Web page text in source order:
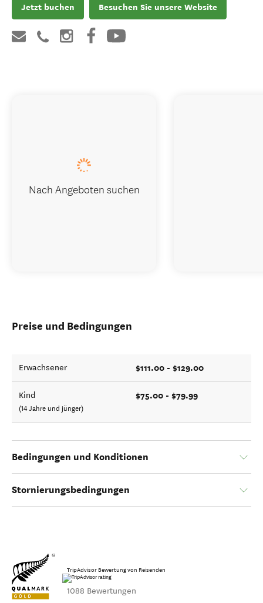
Jetzt buchen Besuchen Sie unsere Website
Preise und Bedingungen
Erwachsener $111.00 - $129.00
Kind
(14 Jahre und jünger)
$75.00 - $79.99
Bedingungen und Konditionen
Stornierungsbedingungen
TripAdvisor Bewertung von Reisenden
1088 Bewertungen
Nach Angeboten suchen